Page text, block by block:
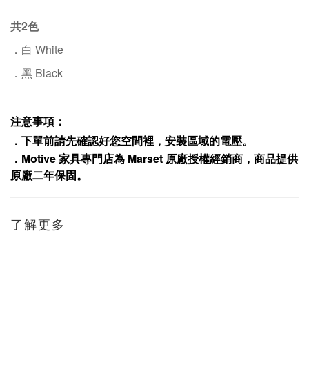
共2色
．白 White
．黑 Black
注意事項：
．下單前請先確認好您空間裡，安裝區域的電壓。
． Motive家具專門店為 Marset 原廠授權經銷商，商品提供
原廠二年保固。
了解更多